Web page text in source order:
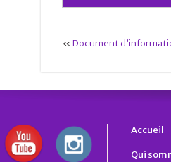
« Document
Accueil
Qui